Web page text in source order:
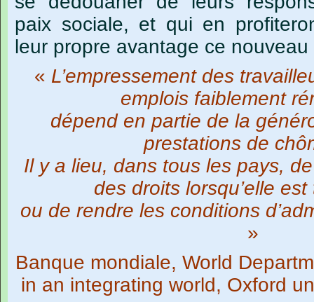
paix sociale, et qui en
leur propre avantage ce nouveau
« L’empressement des
emplois faiblement
dépend en partie de la
prestations de
Il y a lieu, dans tous les pays,
des droits lorsqu’elle
ou de rendre les conditions
»
Banque mondiale, World
in an integrating world, Oxford